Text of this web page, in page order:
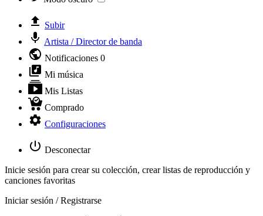
Subir
Artista / Director de banda
Notificaciones 0
Mi música
Mis Listas
Comprado
Configuraciones
Desconectar
Inicie sesión para crear su colección, crear listas de reproducción y
canciones favoritas
Iniciar sesión / Registrarse